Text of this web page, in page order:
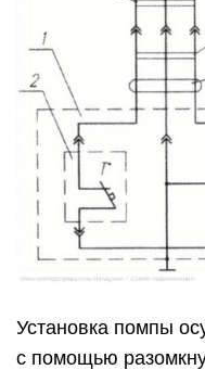
Установка помпы
с помощью